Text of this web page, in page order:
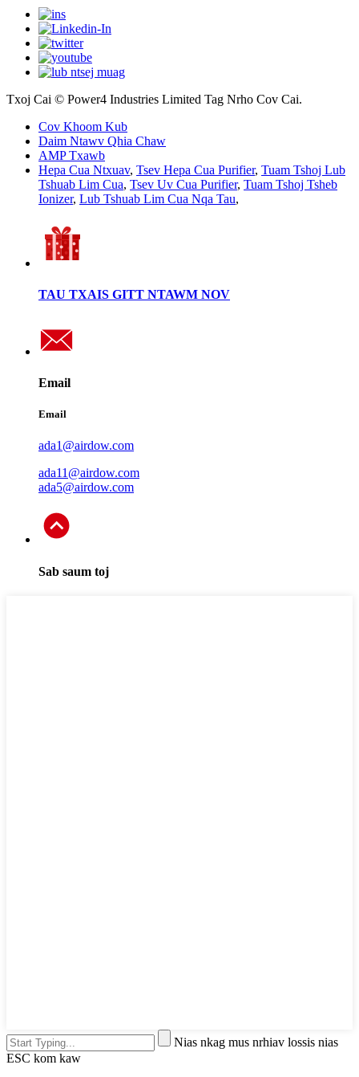
Txoj Cai © Power4 Industries Limited Tag Nrho Cov Cai.
Cov Khoom Kub
Daim Ntawv Qhia Chaw
AMP Txawb
Hepa Cua Ntxuav, Tsev Hepa Cua Purifier, Tuam Tshoj Lub
Tshuab Lim Cua, Tsev Uv Cua Purifier, Tuam Tshoj Tsheb
Ionizer, Lub Tshuab Lim Cua Nqa Tau,
TAU TXAIS GITT NTAWM NOV
Email
Email
ada1@airdow.com
ada11@airdow.com
ada5@airdow.com
Sab saum toj
Nias nkag mus nrhiav lossis nias
ESC kom kaw